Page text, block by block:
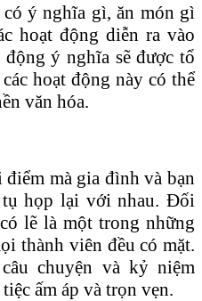
ý nghĩa gì, ăn món gì
hoạt động diễn ra vào
ý nghĩa sẽ được tổ
hoạt động này có thể
văn hóa.
mà gia đình và bạn
họp lại với nhau. Đối
lẽ là một trong những
thành viên đều có mặt.
chuyện và kỷ niệm
ấm áp và trọn vẹn.